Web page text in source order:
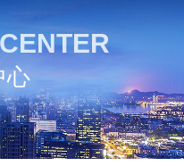
心